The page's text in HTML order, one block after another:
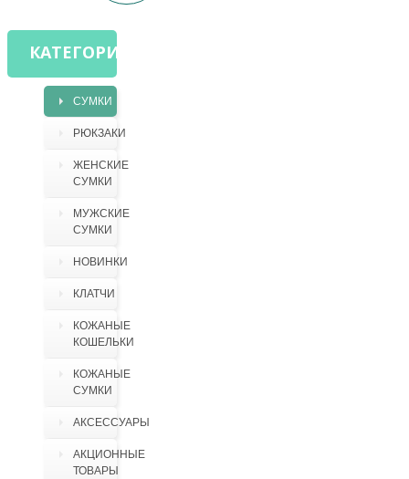
КАТЕГОРИИ
СУМКИ
РЮКЗАКИ
ЖЕНСКИЕ
СУМКИ
МУЖСКИЕ
СУМКИ
НОВИНКИ
КЛАТЧИ
КОЖАНЫЕ
КОШЕЛЬКИ
КОЖАНЫЕ
СУМКИ
АКСЕССУАРЫ
АКЦИОННЫЕ
ТОВАРЫ